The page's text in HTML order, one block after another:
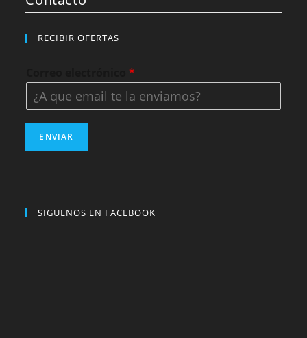
RECIBIR OFERTAS
Correo electrónico*
ENVIAR
SIGUENOS EN FACEBOOK